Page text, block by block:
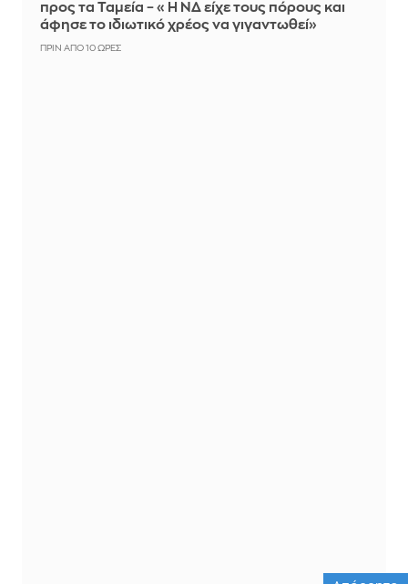
προς τα Ταμεία – «Η ΝΔ είχε τους πόρους και
άφησε το ιδιωτικό χρέος να γιγαντωθεί»
ΠΡΙΝ ΑΠΌ 10 ΏΡΕΣ